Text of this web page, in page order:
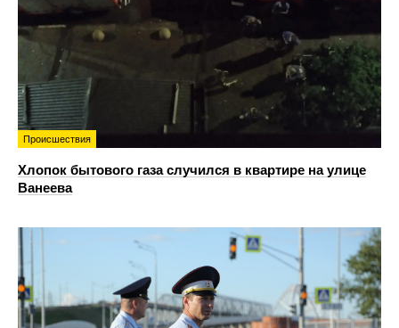
Происшествия
Хлопок бытового газа случился в квартире на улице
Ванеева